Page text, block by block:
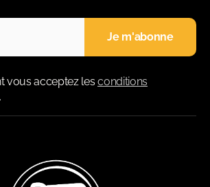
vous acceptez lesconditions